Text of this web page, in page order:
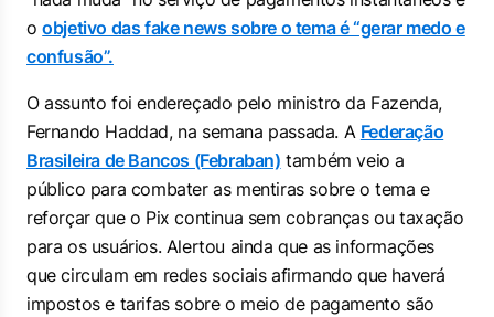
oobjetivo das fake news sobre o tema é “gerar medo e
confusão”.
O assunto foi endereçado pelo ministro da Fazenda,
Fernando Haddad, na semana passada. A Federação
Brasileira de Bancos (Febraban) também veio a
público para combater as mentiras sobre o tema e
reforçar que o Pix continua sem cobranças ou taxação
para os usuários. Alertou ainda que as informações
que circulam em redes sociais afirmando que haverá
impostos e tarifas sobre o meio de pagamento são